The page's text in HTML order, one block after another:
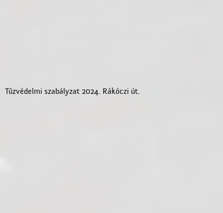
Tűzvédelmi szabályzat 2024. Rákóczi út.